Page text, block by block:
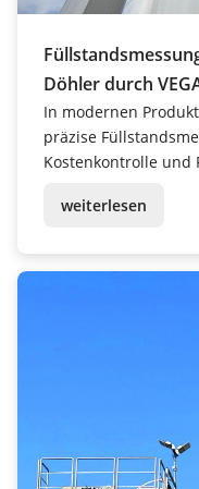
Döhler durch
Kosten spart
In modernen
präzise
Kostenkontrolle und
weiterlesen